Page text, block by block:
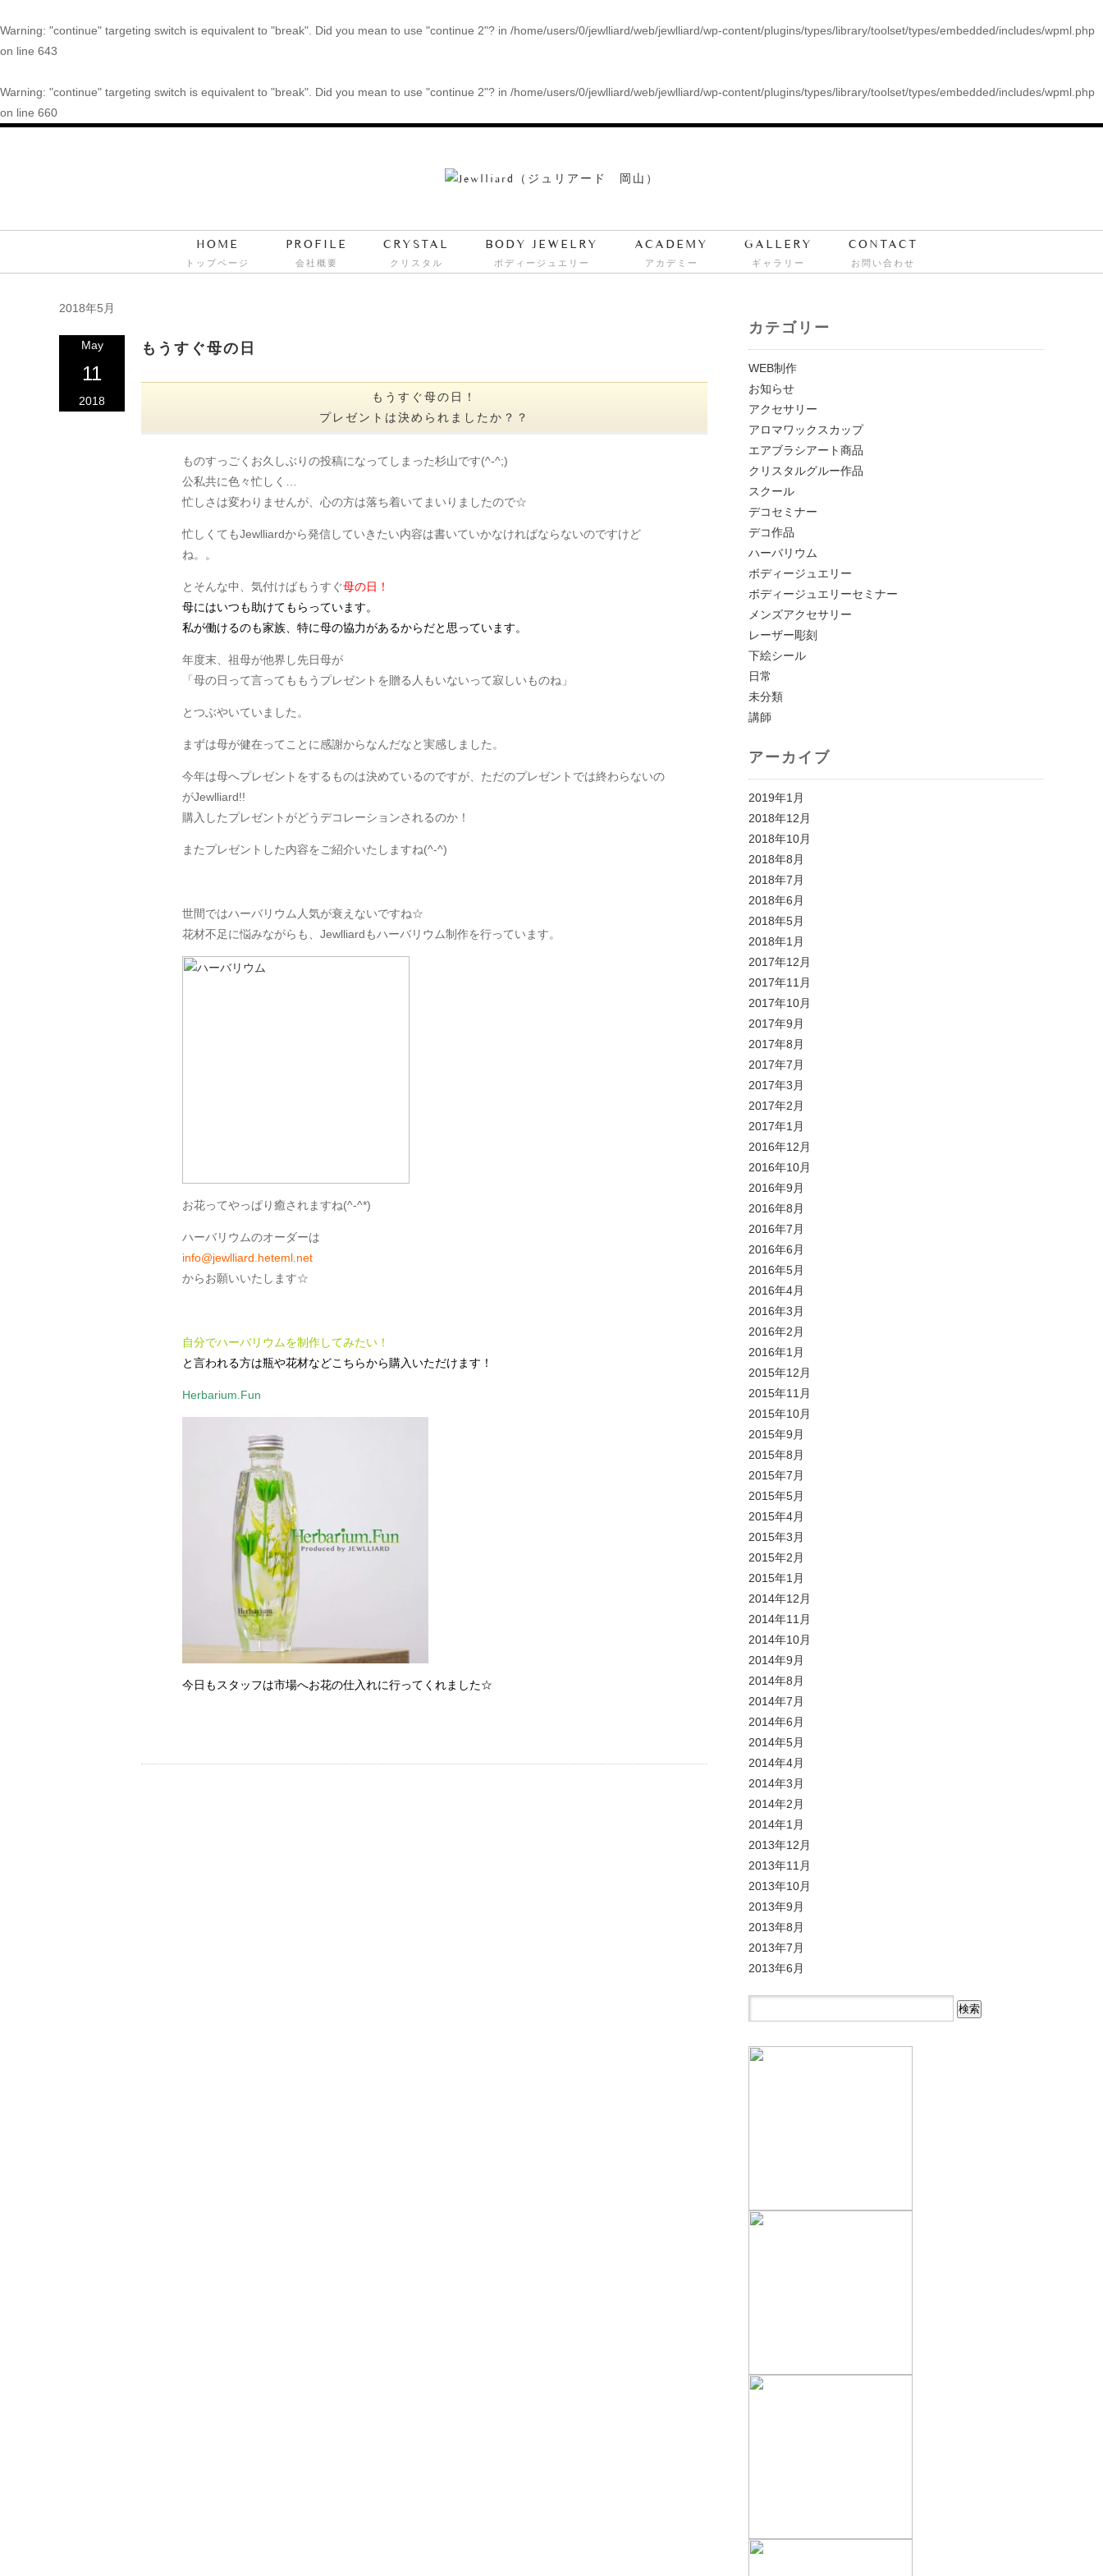
Warning: "continue" targeting switch is equivalent to "break". Did you mean to use "continue 2"? in /home/users/0/jewlliard/web/jewlliard/wp-content/plugins/types/library/toolset/types/embedded/includes/wpml.php
on line 643
Warning: "continue" targeting switch is equivalent to "break". Did you mean to use "continue 2"? in /home/users/0/jewlliard/web/jewlliard/wp-content/plugins/types/library/toolset/types/embedded/includes/wpml.php
on line 660
HOME
トップページ
PROFILE
会社概要
CRYSTAL
クリスタル
BODY JEWELRY
ボディージュエリー
ACADEMY
アカデミー
GALLERY
ギャラリー
CONTACT
お問い合わせ
2018年5月
May
11
2018
もうすぐ母の日
もうすぐ母の日！
プレゼントは決められましたか？？
ものすっごくお久しぶりの投稿になってしまった杉山です(^-^;)
公私共に色々忙しく…
忙しさは変わりませんが、心の方は落ち着いてまいりましたので☆
忙しくてもJewlliardから発信していきたい内容は書いていかなければならないのですけど
ね。。
とそんな中、気付けばもうすぐ母の日！
母にはいつも助けてもらっています。
私が働けるのも家族、特に母の協力があるからだと思っています。
年度末、祖母が他界し先日母が
「母の日って言ってももうプレゼントを贈る人もいないって寂しいものね」
とつぶやいていました。
まずは母が健在ってことに感謝からなんだなと実感しました。
今年は母へプレゼントをするものは決めているのですが、ただのプレゼントでは終わらないの
がJewlliard!!
購入したプレゼントがどうデコレーションされるのか！
またプレゼントした内容をご紹介いたしますね(^-^)
世間ではハーバリウム人気が衰えないですね☆
花材不足に悩みながらも、Jewlliardもハーバリウム制作を行っています。
お花ってやっぱり癒されますね(^-^*)
ハーバリウムのオーダーは
info@jewlliard.heteml.net
からお願いいたします☆
自分でハーバリウムを制作してみたい！
と言われる方は瓶や花材などこちらから購入いただけます！
Herbarium.Fun
今日もスタッフは市場へお花の仕入れに行ってくれました☆
カテゴリー
WEB制作
お知らせ
アクセサリー
アロマワックスカップ
エアブラシアート商品
クリスタルグルー作品
スクール
デコセミナー
デコ作品
ハーバリウム
ボディージュエリー
ボディージュエリーセミナー
メンズアクセサリー
レーザー彫刻
下絵シール
日常
未分類
講師
アーカイブ
2019年1月
2018年12月
2018年10月
2018年8月
2018年7月
2018年6月
2018年5月
2018年1月
2017年12月
2017年11月
2017年10月
2017年9月
2017年8月
2017年7月
2017年3月
2017年2月
2017年1月
2016年12月
2016年10月
2016年9月
2016年8月
2016年7月
2016年6月
2016年5月
2016年4月
2016年3月
2016年2月
2016年1月
2015年12月
2015年11月
2015年10月
2015年9月
2015年8月
2015年7月
2015年5月
2015年4月
2015年3月
2015年2月
2015年1月
2014年12月
2014年11月
2014年10月
2014年9月
2014年8月
2014年7月
2014年6月
2014年5月
2014年4月
2014年3月
2014年2月
2014年1月
2013年12月
2013年11月
2013年10月
2013年9月
2013年8月
2013年7月
2013年6月